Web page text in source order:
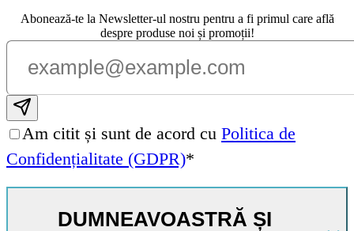
Abonează-te la Newsletter-ul nostru pentru a fi primul care află
despre produse noi și promoții!
Subscribe email
Am citit și sunt de acord cu Politica de
Confidențialitate (GDPR)*
DUMNEAVOASTRĂ ȘI